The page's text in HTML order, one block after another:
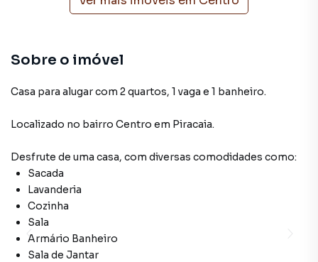
Sobre o imóvel
Casa para alugar com 2 quartos, 1 vaga e 1 banheiro.
Localizado no bairro Centro em Piracaia.
Desfrute de uma casa, com diversas comodidades como:
Sacada
Lavanderia
Cozinha
Sala
Armário Banheiro
Sala de Jantar